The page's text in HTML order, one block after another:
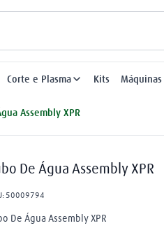
Corte e Plasma Kits Máquinas
Assembly XPR
De Água Assembly XPR
: 50009794
De Água Assembly XPR